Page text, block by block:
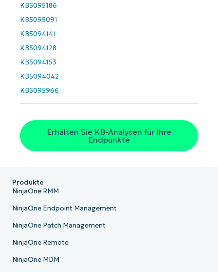
KB5095186
KB5095091
KB5094141
KB5094128
KB5094153
KB5094042
KB5095966
Erhalten Sie KB-Analysen für Ihre
Endpunkte
Business
Phone
Land
Company
name*
Produkte
NinjaOne RMM
NinjaOne Endpoint Management
NinjaOne Patch Management
NinjaOne Remote
NinjaOne MDM